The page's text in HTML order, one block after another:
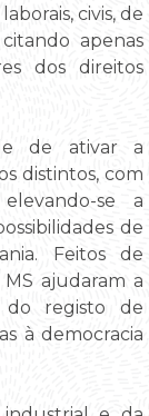
civis, de
apenas
dos direitos
de ativar a
distintos, com
se a
de
Feitos de
ajudaram a
do registo de
à democracia